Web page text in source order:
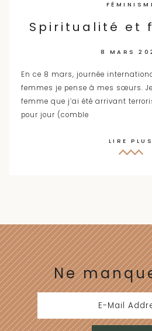
Spiritualité et
8 MARS
En ce 8 mars, journée
femmes je pense à mes sœurs.
femme que j’ai été arrivant
pour jour (comble
LIRE PLUS
Ne